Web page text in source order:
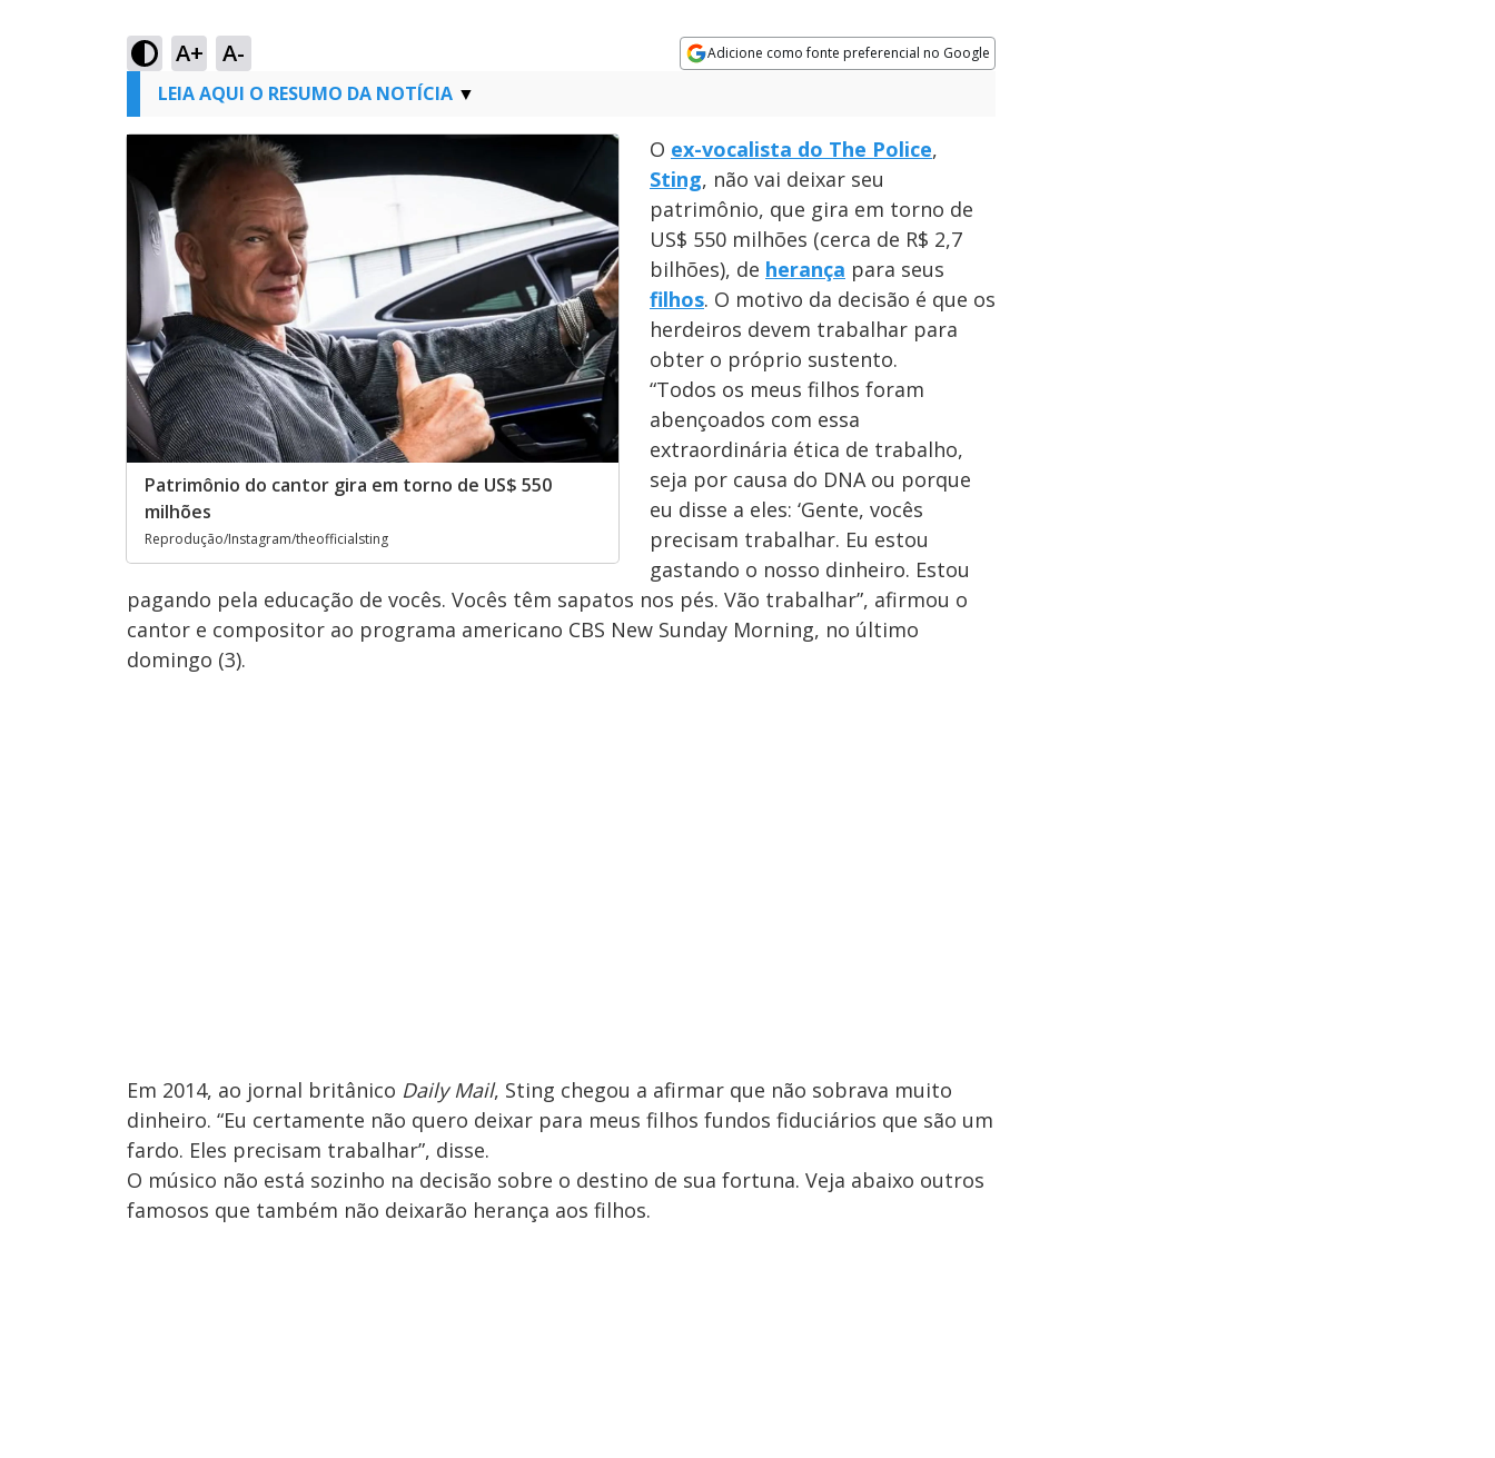
A+ A- Adicione como fonte preferencial no Google
LEIA AQUI O RESUMO DA NOTÍCIA
Patrimônio do cantor gira em torno de US$ 550
milhões
Reprodução/Instagram/theofficialsting
O ex-vocalista do The Police,
Sting, não vai deixar seu
patrimônio, que gira em torno de
US$ 550 milhões (cerca de R$ 2,7
bilhões), de herança para seus
filhos. O motivo da decisão é que os
herdeiros devem trabalhar para
obter o próprio sustento.
“Todos os meus filhos foram
abençoados com essa
extraordinária ética de trabalho,
seja por causa do DNA ou porque
eu disse a eles: ‘Gente, vocês
precisam trabalhar. Eu estou
gastando o nosso dinheiro. Estou
pagando pela educação de vocês. Vocês têm sapatos nos pés. Vão trabalhar”, afirmou o
cantor e compositor ao programa americano CBS New Sunday Morning, no último
domingo (3).
Em 2014, ao jornal britânico Daily Mail, Sting chegou a afirmar que não sobrava muito
dinheiro. “Eu certamente não quero deixar para meus filhos fundos fiduciários que são um
fardo. Eles precisam trabalhar”, disse.
O músico não está sozinho na decisão sobre o destino de sua fortuna. Veja abaixo outros
famosos que também não deixarão herança aos filhos.